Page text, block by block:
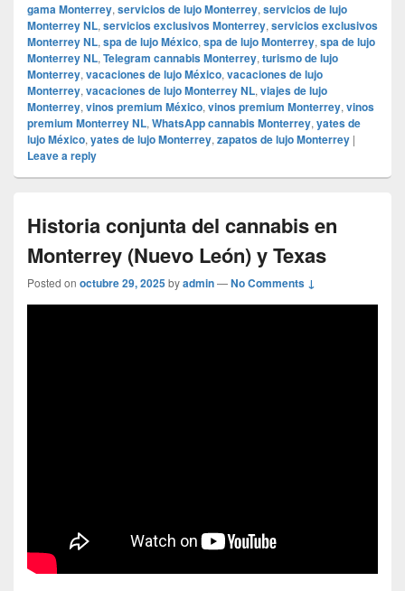
gama Monterrey, servicios de lujo Monterrey, servicios de lujo
Monterrey NL, servicios exclusivos Monterrey, servicios exclusivos
Monterrey NL, spa de lujo México, spa de lujo Monterrey, spa de lujo
Monterrey NL, Telegram cannabis Monterrey, turismo de lujo
Monterrey, vacaciones de lujo México, vacaciones de lujo
Monterrey, vacaciones de lujo Monterrey NL, viajes de lujo
Monterrey, vinos premium México, vinos premium Monterrey, vinos
premium Monterrey NL, WhatsApp cannabis Monterrey, yates de
lujo México, yates de lujo Monterrey, zapatos de lujo Monterrey |
Leave a reply
Historia conjunta del cannabis en
Monterrey (Nuevo León) y Texas
Posted on octubre 29, 2025byadmin—No Comments ↓